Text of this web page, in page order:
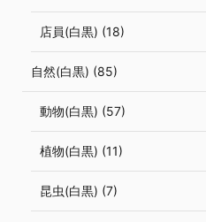
店員(白黒) (18)
自然(白黒) (85)
動物(白黒) (57)
植物(白黒) (11)
昆虫(白黒) (7)